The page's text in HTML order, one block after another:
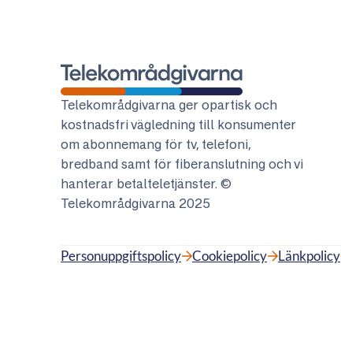
Telekområdgivarna
Telekområdgivarna ger opartisk och
kostnadsfri vägledning till konsumenter
om abonnemang för tv, telefoni,
bredband samt för fiberanslutning och vi
hanterar betalteletjänster. ©
Telekområdgivarna 2025
Personuppgiftspolicy Cookiepolicy Länkpolicy